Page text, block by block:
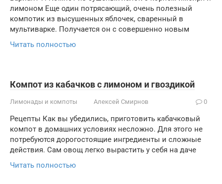
лимоном Еще один потрясающий, очень полезный
компотик из высушенных яблочек, сваренный в
мультиварке. Получается он с совершенно новым
Читать полностью
Компот из кабачков с лимоном и гвоздикой
Лимонады и компоты Алексей Смирнов 0
Рецепты Как вы убедились, приготовить кабачковый
компот в домашних условиях несложно. Для этого не
потребуются дорогостоящие ингредиенты и сложные
действия. Сам овощ легко вырастить у себя на даче
Читать полностью